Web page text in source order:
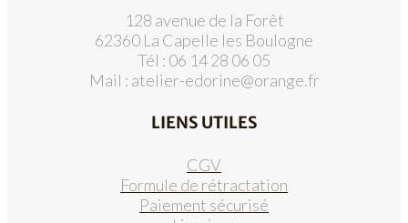
128 avenue de la Forêt
62360 La Capelle les Boulogne
Tél : 06 14 28 06 05
Mail : atelier-edorine@orange.fr
LIENS UTILES
CGV
Formule de rétractation
Paiement sécurisé